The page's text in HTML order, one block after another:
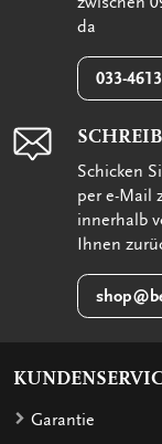
da
033-
Schicken
per e-Mail
innerhalb
Ihnen
Garantie